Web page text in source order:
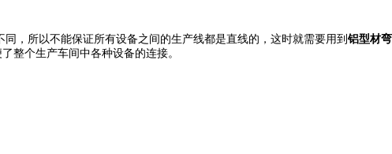
，所以不能保证所有设备之间的生产线都是直线的，这时就需要用到铝型材弯
整个生产车间中各种设备的连接。